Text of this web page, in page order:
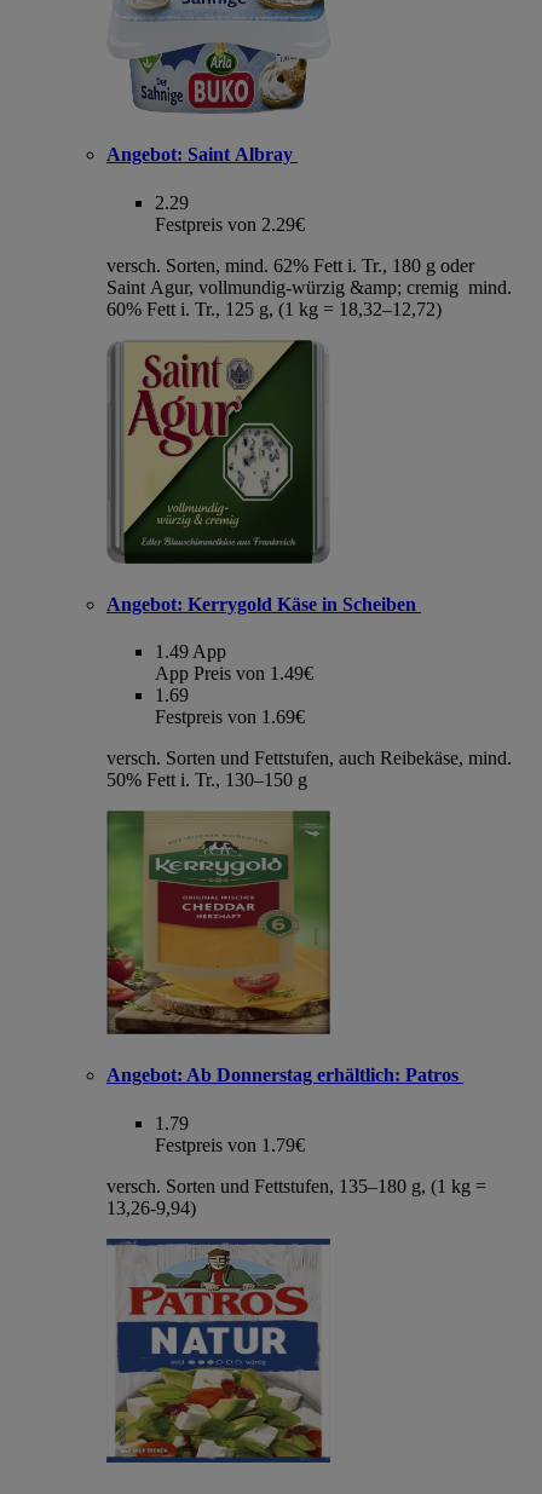
Angebot: Saint Albray
2.29
Festpreis von 2.29€
versch. Sorten, mind. 62% Fett i. Tr., 180 g oder
Saint Agur, vollmundig-würzig &amp; cremig mind.
60% Fett i. Tr., 125 g, (1 kg = 18,32–12,72)
Angebot: Kerrygold Käse in Scheiben
1.49 App
App Preis von 1.49€
1.69
Festpreis von 1.69€
versch. Sorten und Fettstufen, auch Reibekäse, mind.
50% Fett i. Tr., 130–150 g
Angebot: Ab Donnerstag erhältlich: Patros
1.79
Festpreis von 1.79€
versch. Sorten und Fettstufen, 135–180 g, (1 kg =
13,26-9,94)